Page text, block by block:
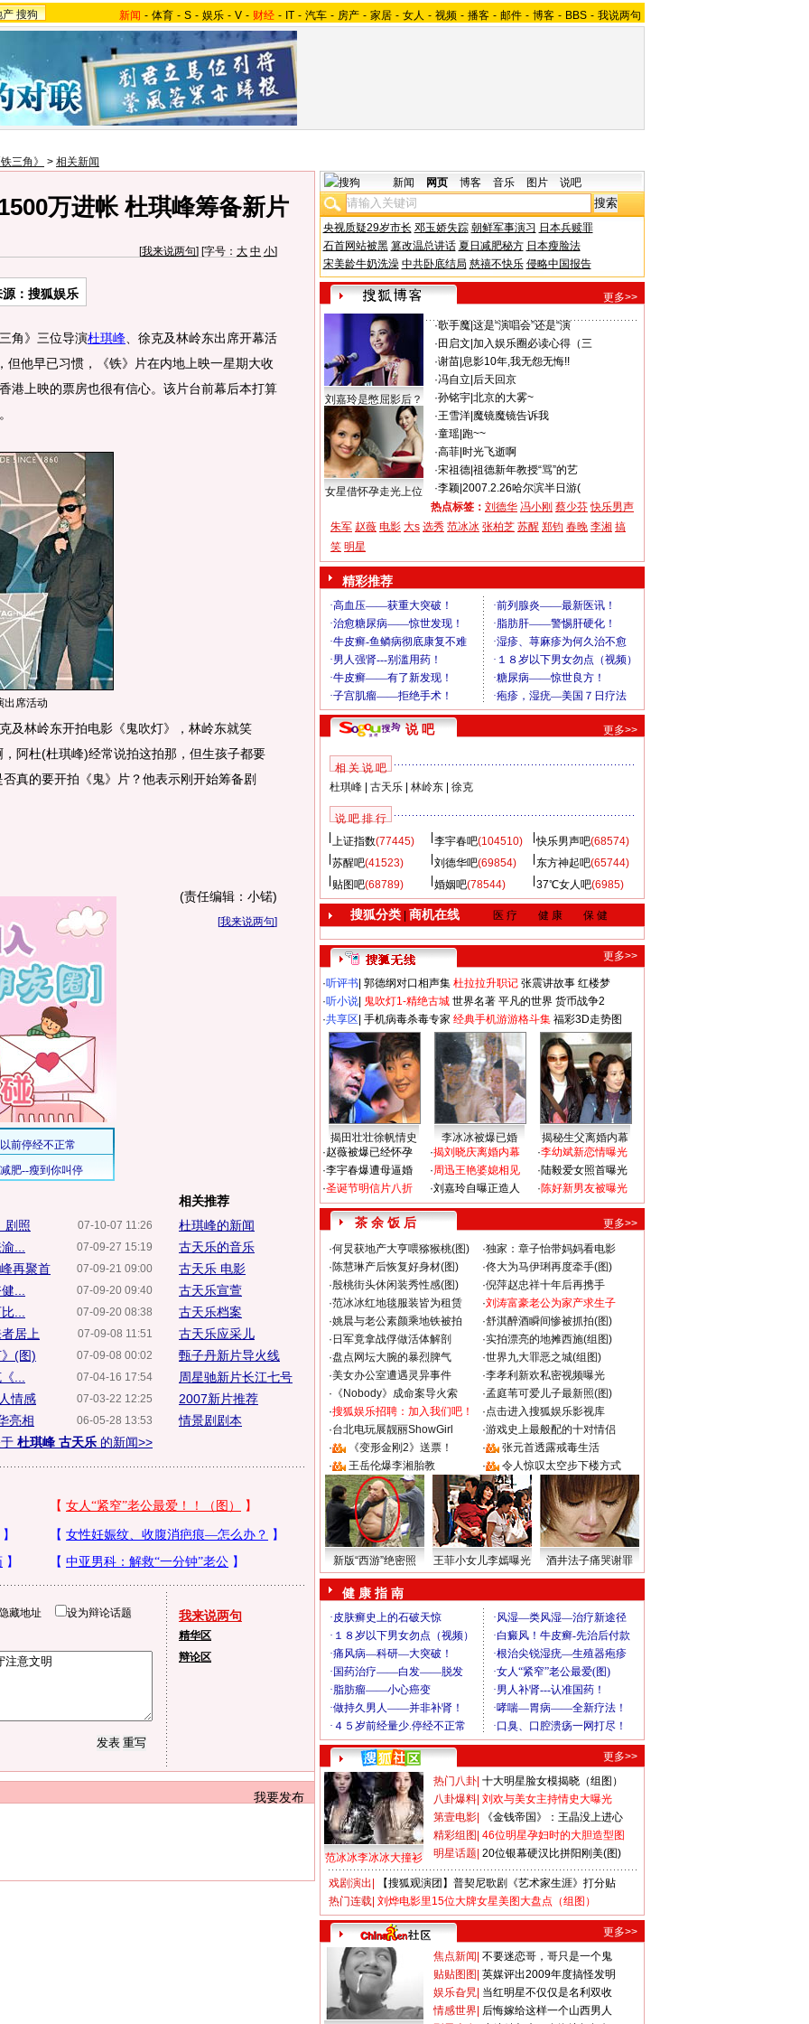
产 搜狗 新闻 - 体育 - S - 娱乐 - V - 财经 - IT - 汽车 - 房产 - 家居 - 女人 - 视频 - 播客 - 邮件 - 博客 - BBS - 我说两句
三角》 > 相关新闻
万进帐 杜琪峰筹备新片
[我来说两句] [字号： 大 中 小]
源：搜狐娱乐
角》三位导演杜琪峰 、徐克及林岭东出席开幕活
但他早已习惯，《铁》片在内地上映一星期大收
港上映的票房也很有信心。该片台前幕后本打算
出席活动
林岭东开拍电影《鬼吹灯》，林岭东就笑
阿杜(杜琪峰)经常说拍这拍那，但生孩子都要
真的要开拍《鬼》片？他表示刚开始筹备剧
(责任编辑：小锘)
[我来说两句]
07-10-07 11:26
剧照
07-09-27 15:19
...
07-09-21 09:00
再聚首
07-09-20 09:40
...
07-09-20 08:38
...
07-09-08 11:51
居上
07-09-08 00:02
(图)
07-04-16 17:54
...
07-03-22 12:25
情感
06-05-28 13:53
亮相
杜琪峰 古天乐 的新闻>>
相关推荐
杜琪峰的新闻
古天乐的音乐
古天乐 电影
古天乐宣萱
古天乐档案
古天乐应采儿
甄子丹新片导火线
周星驰新片长江七号
2007新片推荐
情景剧剧本
藏地址 设为辩论话题 我来说两句
精华区
辩论区
我要发布
新闻 网页 博客 音乐 图片 说吧
央视质疑29岁市长 邓玉娇失踪 朝鲜军事演习 日本兵赎罪
石首网站被黑 篡改温总讲话 夏日减肥秘方 日本瘦脸法
宋美龄牛奶洗澡 中共卧底结局 慈禧不快乐 侵略中国报告
更多>>
刘嘉玲是憋屈影后？
女星借怀孕走光上位
·歌手魔| 这是“演唱会”还是“演
· 田启文 加入娱乐圈必读心得（三
·谢苗| 息影10年,我无怨无悔!!
·冯自立 后天回京
·孙铭宇| 北京的大雾~
·王雪洋| 魔镜魔镜告诉我
·童瑶| 跑~~
·高菲| 时光飞逝啊
·宋祖德| 祖德新年教授“骂”的艺
·李颖| 2007.2.26哈尔滨半日游(
热点标签： 刘德华 冯小刚 蔡少芬 快乐男声
朱军 赵薇 电影 大s 选秀 范冰冰 张柏芝 苏醒 郑钧 春晚 李湘 搞
笑 明星
精彩推荐
说 吧 更多>>
相 关 说 吧
杜琪峰| 古天乐| 林岭东| 徐克
说 吧 排 行
上证指数(77445) 李宇春吧(104510) 快乐男声吧(68574)
苏醒吧(41523) 刘德华吧(69854) 东方神起吧(65744)
贴图吧(68789) 婚姻吧(78544) 37℃女人吧(6985)
搜狐分类| 商机在线 医 疗 健 康 保 健
更多>>
·听评书 郭德纲对口相声集 杜拉拉升职记 张震讲故事 红楼梦
·听小说 鬼吹灯1-精绝古城 世界名著 平凡的世界 货币战争2
·共享区 手机病毒杀毒专家 经典手机游游格斗集 福彩3D走势图
揭田壮壮徐帆情史 李冰冰被爆已婚
揭秘生父离婚内幕
·赵薇被爆已经怀孕
·李宇春爆遭母逼婚
·圣诞节明信片八折
·揭刘晓庆离婚内幕
·周迅王艳婆媳相见
·刘嘉玲自曝正造人
·李幼斌新恋情曝光
·陆毅爱女照首曝光
·陈好新男友被曝光
茶 余 饭 后
更多>>
·何炅获地产大亨喂猕猴桃(图) ·独家：章子怡带妈妈看电影
·陈慧琳产后恢复好身材(图) ·佟大为马伊琍再度牵手(图)
·殷桃街头休闲装秀性感(图) ·倪萍赵忠祥十年后再携手
·范冰冰红地毯服装皆为租赁 ·刘涛富豪老公为家产求生子
·姚晨与老公素颜乘地铁被拍 ·舒淇醉酒瞬间惨被抓拍(图)
· 日军竟拿战俘做活体解剖 ·实拍漂亮的地摊西施(组图)
·盘点网坛大腕的暴烈脾气 ·世界九大罪恶之城(组图)
·美女办公室遭遇灵异事件 ·李孝利新欢私密视频曝光
· 《Nobody》成命案导火索 ·孟庭苇可爱儿子最新照(图)
·搜狐娱乐招聘：加入我们吧！ ·点击进入搜狐娱乐影视库
·台北电玩展靓丽ShowGirl ·游戏史上最般配的十对情侣
·
《变形金刚2》送票！ ·
张元首透露戒毒生活
·
王岳伦爆李湘胎教 · 令人惊叹太空步下楼方式
新版“西游”绝密照 王菲小女儿李嫣曝光 酒井法子痛哭谢罪
健 康 指 南
更多>>
范冰冰李冰冰大撞衫
热门八卦 十大明星脸女模揭晓（组图）
八卦爆料 刘欢与美女主持情史大曝光
第壹电影
《金钱帝国》：王晶没上进心
精彩组图 46位明星孕妇时的大胆造型图
明星话题 20位银幕硬汉比拼阳刚美(图)
戏剧演出
【搜狐观演团】普契尼歌剧《艺术家生涯》打分贴
热门连载 刘烨电影里15位大牌女星美图大盘点（组图）
更多>>
焦点新闻 不要迷恋哥，哥只是一个鬼
贴贴图图 英媒评出2009年度搞怪发明
娱乐旮旯 当红明星不仅仅是名利双收
情感世界 后悔嫁给这样一个山西男人